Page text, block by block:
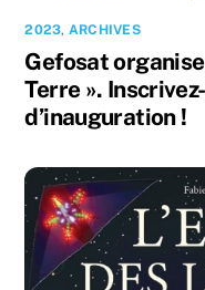
2023, ARCHIVES
Gefosat
Terre ».
d’inauguration !